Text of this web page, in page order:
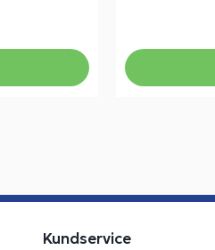
Kundservice